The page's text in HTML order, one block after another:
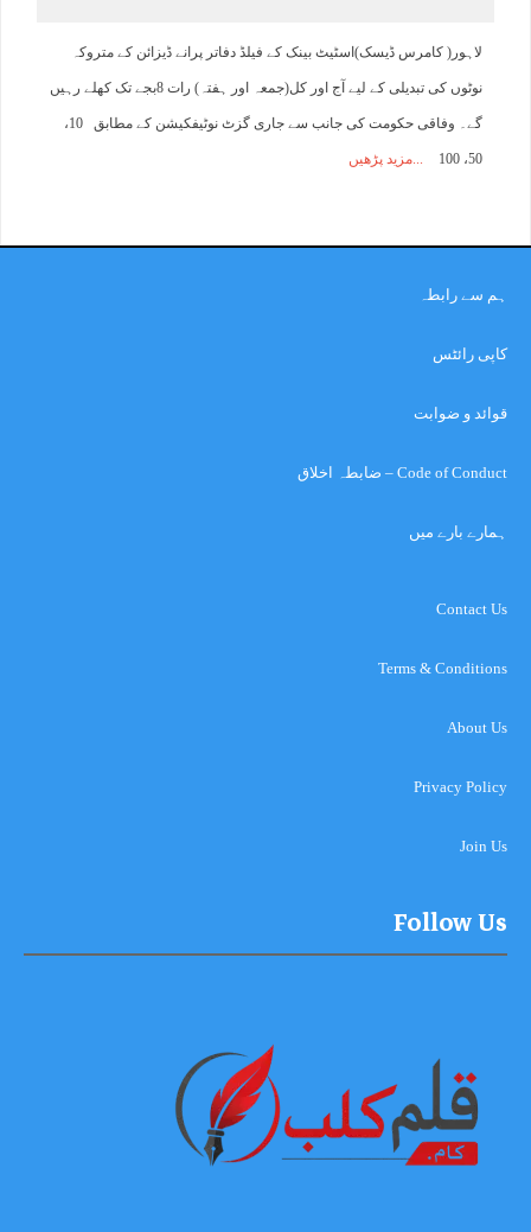
لاہور( کامرس ڈیسک)اسٹیٹ بینک کے فیلڈ دفاتر پرانے ڈیزائن کے متروکہ
نوٹوں کی تبدیلی کے لیے آج اور کل(جمعہ اور ہفتہ) رات 8بجے تک کھلے رہیں
گے۔ وفاقی حکومت کی جانب سے جاری گزٹ نوٹیفکیشن کے مطابق 10،
50، 100 مزید پڑھیں
ہم سے رابطہ
کاپی رائٹس
قوائد و ضوابت
Code of Conduct – ضابطہ اخلاق
ہمارے بارے میں
Contact Us
Terms & Conditions
About Us
Privacy Policy
Join Us
Follow Us